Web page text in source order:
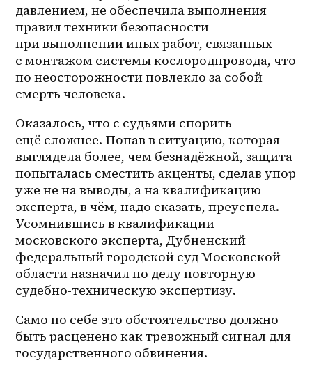
давлением, не обеспечила выполнения
правил техники безопасности
при выполнении иных работ, связанных
с монтажом системы кослородпровода, что
по неосторожности повлекло за собой
смерть человека.
Оказалось, что с судьями спорить
ещё сложнее. Попав в ситуацию, которая
выглядела более, чем безнадёжной, защита
попыталась сместить акценты, сделав упор
уже не на выводы, а на квалификацию
эксперта, в чём, надо сказать, преуспела.
Усомнившись в квалификации
московского эксперта, Дубненский
федеральный городской суд Московской
области назначил по делу повторную
судебно-техническую экспертизу.
Само по себе это обстоятельство должно
быть расценено как тревожный сигнал для
государственного обвинения.